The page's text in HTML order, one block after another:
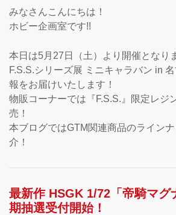
みなさんこんにちは！
ホビー企画室です!!
本日は5月27日（土）より開催となり
F.S.S.シリーズ展 ミニキャラバン in
報をお届けいたします！
物販コーナーでは『F.S.S.』限定レジ
売！
本ブログではGTM関連商品のライン
介！
最新作 HSGK 1/72「帝騎マグ
期抽選受付開始！